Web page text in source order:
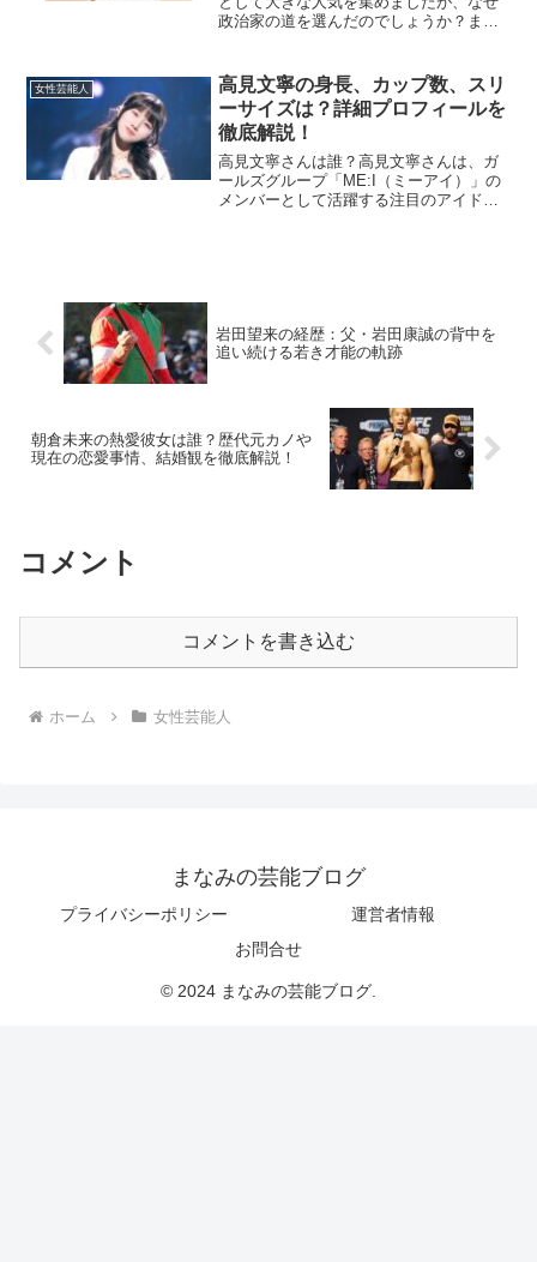
政治家の道を選んだのでしょうか？ま
女の政治家としてのキャリアについて知
りたい方に向けて、解説...
女性芸能人
高見文寧の身長、カップ数、スリ
ーサイズは？詳細プロフィールを
徹底解説！
高見文寧さんは誰？高見文寧さんは、ガ
ールズグループ「ME:I（ミーアイ）」の
メンバーとして活躍する注目のアイドル
岩田望来の経歴：父・岩田康誠の背中を
追い続ける若き才能の軌跡
朝倉未来の熱愛彼女は誰？歴代元カノや
現在の恋愛事情、結婚観を徹底解説！
コメント
コメントを書き込む
ホーム 女性芸能人
まなみの芸能ブログ
プライバシーポリシー
運営者情報
お問合せ
© 2024 まなみの芸能ブログ.